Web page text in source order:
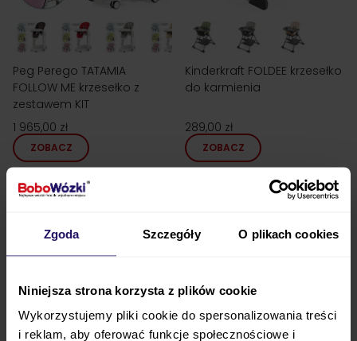
Zgoda Szczegóły O plikach cookies
Niniejsza strona korzysta z plików cookie
Wykorzystujemy pliki cookie do spersonalizowania treści
i reklam, aby oferować funkcje społecznościowe i
Peg Perego TATAMIA
FOLLOW ME krzesełko z
zestawem KIT
1 965,00 zł
ZOBACZ
Kinderkraft FOLDEE krzesełko
do karmienia
289,00 zł
ZOBACZ